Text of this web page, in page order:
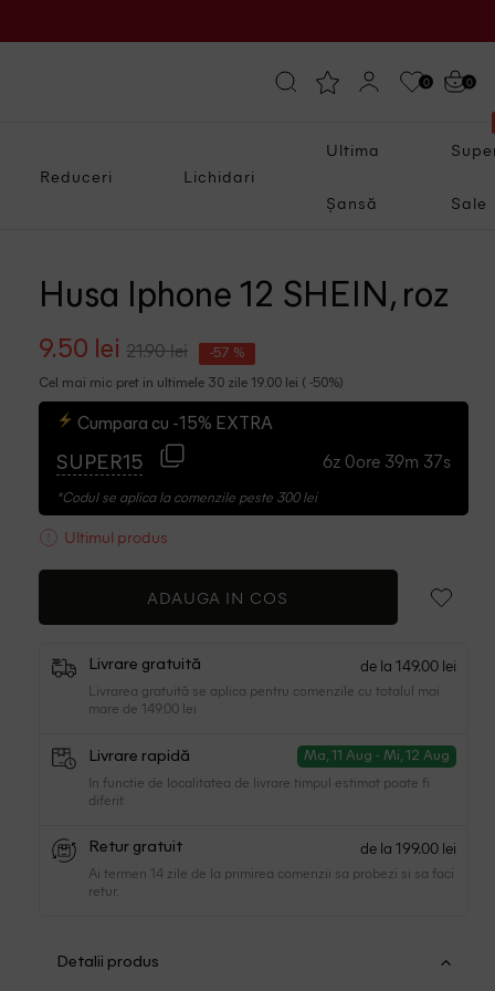
0 0
Reduceri Lichidari
Ultima
Șansă Sale
Husa Iphone 12 SHEIN, roz
9.50 lei 21.90 lei -57 %
Cel mai mic pret in ultimele 30 zile 19.00 lei ( -50%)
Cumpara cu -15% EXTRA
SUPER15 6z 0ore 39m 36s
*Codul se aplica la comenzile peste 300 lei
Ultimul produs
ADAUGA IN COS
Livrare gratuită de la 149.00 lei
Livrarea gratuită se aplica pentru comenzile cu totalul mai
mare de 149.00 lei
Livrare rapidă Ma, 11 Aug - Mi, 12 Aug
In functie de localitatea de livrare timpul estimat poate fi
diferit.
Retur gratuit de la 199.00 lei
Ai termen 14 zile de la primirea comenzii sa probezi si sa faci
retur.
Detalii produs